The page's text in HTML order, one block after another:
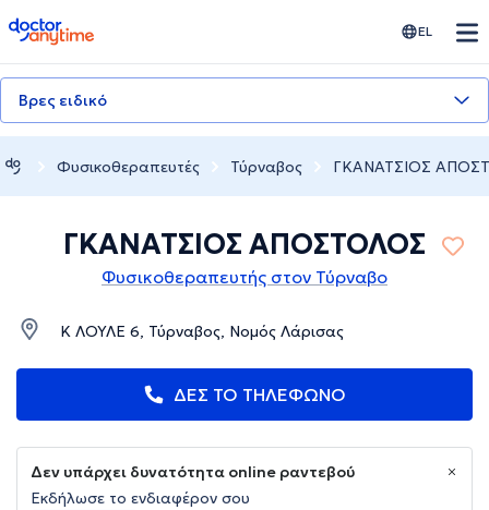
doctoranytime EL
Βρες ειδικό
Φυσικοθεραπευτές Τύρναβος ΓΚΑΝΑΤΣΙΟΣ
ΓΚΑΝΑΤΣΙΟΣ ΑΠΟΣΤΟΛΟΣ
Φυσικοθεραπευτής στον Τύρναβο
Κ ΛΟΥΛΕ 6, Τύρναβος, Νομός Λάρισας
ΔΕΣ ΤΟ ΤΗΛΕΦΩΝΟ
Δεν υπάρχει δυνατότητα online ραντεβού
Εκδήλωσε το ενδιαφέρον σου